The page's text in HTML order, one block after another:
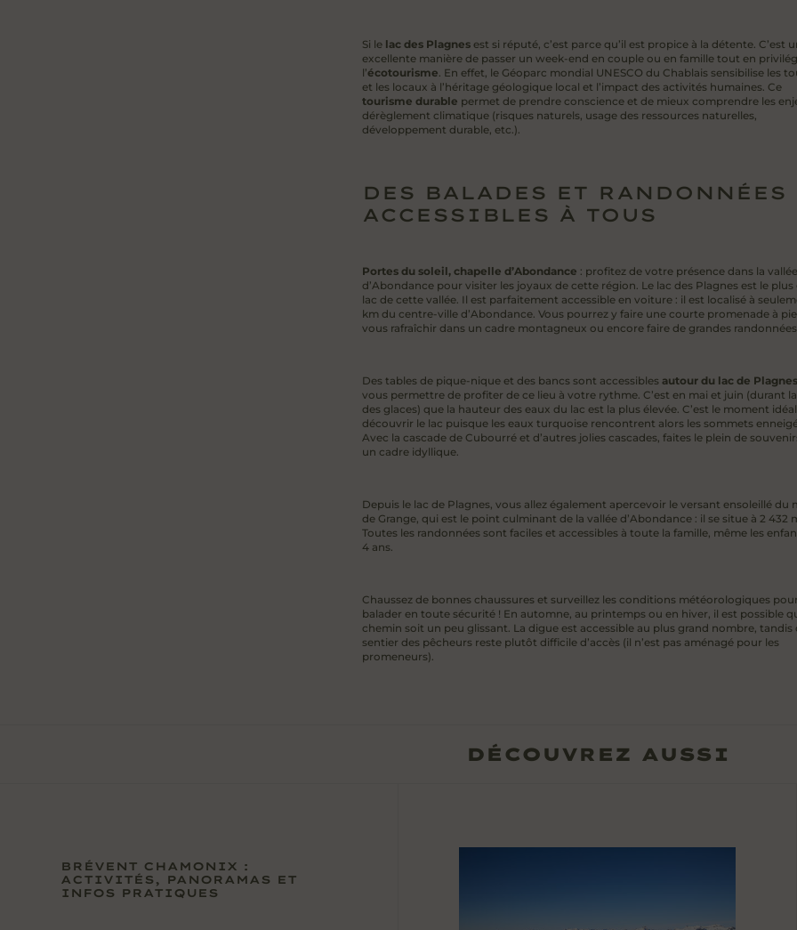
Si le lac des Plagnes est si réputé, c’est parce qu’il est propice à la détente. C’est
excellente manière de passer un week-end en couple ou en famille tout en
l’écotourisme. En effet, le Géoparc mondial UNESCO du Chablais sensibilise les
et les locaux à l’héritage géologique local et l’impact des activités humaines. Ce
tourisme durable permet de prendre conscience et de mieux comprendre les
dérèglement climatique (risques naturels, usage des ressources naturelles,
développement durable, etc.).
DES BALADES ET RANDONNÉES
ACCESSIBLES À TOUS
Portes du soleil, chapelle d’Abondance : profitez de votre présence dans la vallée
d’Abondance pour visiter les joyaux de cette région. Le lac des Plagnes est le plus
lac de cette vallée. Il est parfaitement accessible en voiture : il est localisé à
km du centre-ville d’Abondance. Vous pourrez y faire une courte promenade à
vous rafraîchir dans un cadre montagneux ou encore faire de grandes
Des tables de pique-nique et des bancs sont accessibles autour du lac de Plagnes
vous permettre de profiter de ce lieu à votre rythme. C’est en mai et juin (durant
des glaces) que la hauteur des eaux du lac est la plus élevée. C’est le moment
découvrir le lac puisque les eaux turquoise rencontrent alors les sommets
Avec la cascade de Cubourré et d’autres jolies cascades, faites le plein de
un cadre idyllique.
Depuis le lac de Plagnes, vous allez également apercevoir le versant ensoleillé du
de Grange, qui est le point culminant de la vallée d’Abondance : il se situe à 2 432
Toutes les randonnées sont faciles et accessibles à toute la famille, même les
4 ans.
Chaussez de bonnes chaussures et surveillez les conditions météorologiques
balader en toute sécurité ! En automne, au printemps ou en hiver, il est possible
chemin soit un peu glissant. La digue est accessible au plus grand nombre, tandis
sentier des pêcheurs reste plutôt difficile d’accès (il n’est pas aménagé pour les
promeneurs).
DÉCOUVREZ AUSSI
BRÉVENT CHAMONIX :
ACTIVITÉS, PANORAMAS ET
INFOS PRATIQUES